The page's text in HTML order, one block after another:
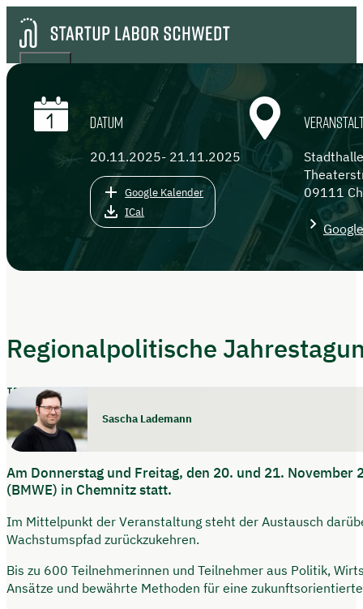
Regionalpolitische
Triff uns
Sascha Lademann
Am Donnerstag und Freitag, den 20. und 21.
(BMWE) in Chemnitz statt.
Im Mittelpunkt der Veranstaltung steht der Austausch
Wachstumspfad zurückzukehren.
Bis zu 600 Teilnehmerinnen und Teilnehmer aus Politik,
Ansätze und bewährte Methoden für eine
DATUM
20.11.2025- 21.11.2025
Google Kalender
ICal
09111